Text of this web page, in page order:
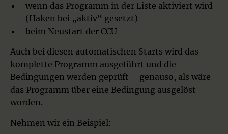
wenn das Programm in der Liste aktiviert wird
(Haken bei „aktiv“ gesetzt)
beim Neustart der CCU
Auch bei diesen automatischen Starts wird das
komplette Programm ausgeführt und die
Bedingungen werden geprüft – genauso, als wäre
das Programm über eine Bedingung ausgelöst
worden.
Nehmen wir ein Beispiel: